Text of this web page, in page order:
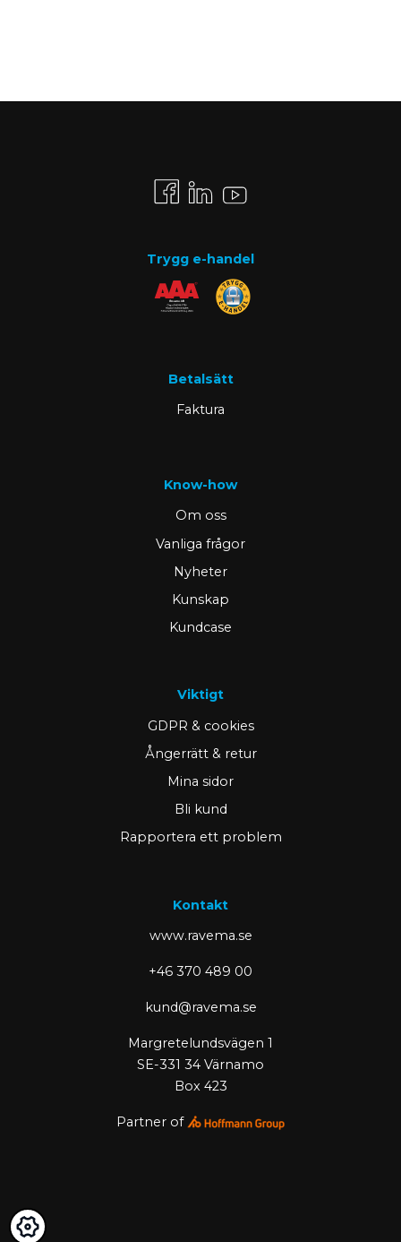
Trygg e-handel
Betalsätt
Faktura
Know-how
Om oss
Vanliga frågor
Nyheter
Kunskap
Kundcase
Viktigt
GDPR & cookies
Ångerrätt & retur
Mina sidor
Bli kund
Rapportera ett problem
Kontakt
www.ravema.se
+46 370 489 00
kund@ravema.se
Margretelundsvägen 1
SE-331 34 Värnamo
Box 423
Partner of